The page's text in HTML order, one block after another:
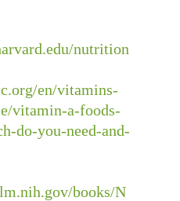
nutrition
en/vitamins-
vitamin-a-foods-
do-you-need-and-
books/N